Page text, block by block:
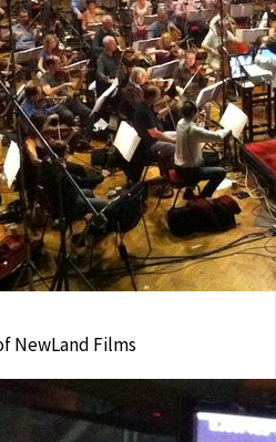
NewLand Films